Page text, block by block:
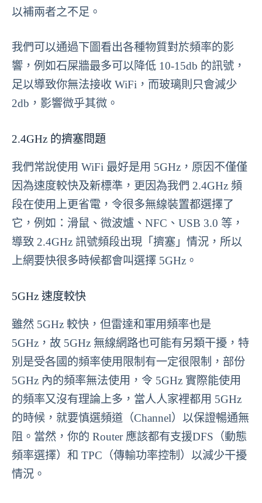
以補兩者之不足。
我們可以通過下圖看出各種物質對於頻率的影
響，例如石屎牆最多可以降低 10-15db 的訊號，
足以導致你無法接收 WiFi，而玻璃則只會減少
2db，影響微乎其微。
2.4GHz 的擠塞問題
我們常說使用 WiFi 最好是用 5GHz，原因不僅僅
因為速度較快及新標準，更因為我們 2.4GHz 頻
段在使用上更省電，令很多無線裝置都選擇了
它，例如：滑鼠、微波爐、NFC、USB 3.0 等，
導致 2.4GHz 訊號頻段出現「擠塞」情況，所以
上網要快很多時候都會叫選擇 5GHz。
5GHz 速度較快
雖然 5GHz 較快，但雷達和軍用頻率也是
5GHz，故 5GHz 無線網路也可能有另類干擾，特
別是受各國的頻率使用限制有一定很限制，部份
5GHz 內的頻率無法使用，令 5GHz 實際能使用
的頻率又沒有理論上多，當人人家裡都用 5GHz
的時候，就要慎選頻道（Channel）以保證暢通無
阻。當然，你的 Router 應該都有支援DFS（動態
頻率選擇）和 TPC（傳輸功率控制）以減少干擾
情況。